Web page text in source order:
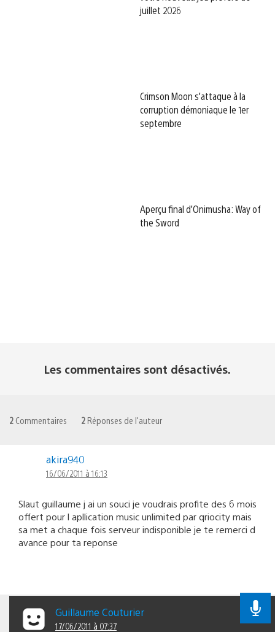
juillet 2026
Crimson Moon s’attaque à la
corruption démoniaque le 1er
septembre
Aperçu final d’Onimusha: Way of
the Sword
Les commentaires sont désactivés.
2 Commentaires 2 Réponses de l'auteur
akira940
16/06/2011 à 16:13
Slaut guillaume j ai un souci je voudrais profite des 6 mois
offert pour l apllication music unlimited par qriocity mais
sa met a chaque fois serveur indisponible je te remerci d
avance pour ta reponse
Guillaume Couturier
17/06/2011 à 07:37